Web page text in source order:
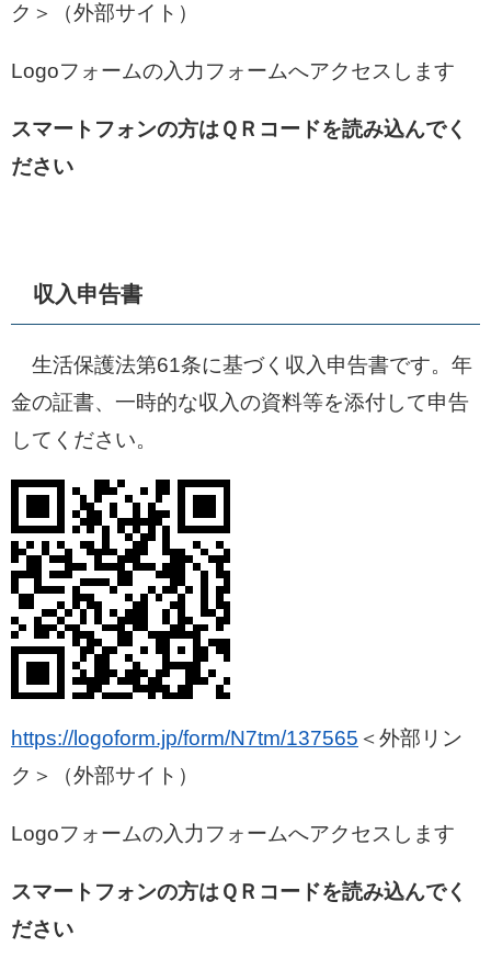
ク＞
（外部サイト）
Logoフォームの入力フォームへアクセスします
スマートフォンの方はＱＲコードを読み込んでく
ださい
収入申告書
生活保護法第61条に基づく収入申告書です。年
金の証書、一時的な収入の資料等を添付して申告
してください。
https://logoform.jp/form/N7tm/137565 ＜外部リン
ク＞
（外部サイト）
Logoフォームの入力フォームへアクセスします
スマートフォンの方はＱＲコードを読み込んでく
ださい